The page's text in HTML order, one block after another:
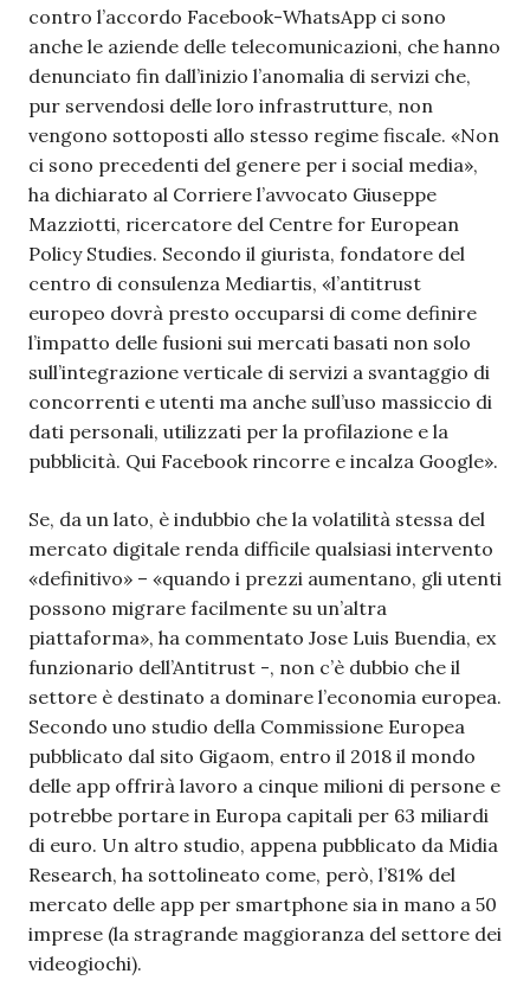
contro l’accordo Facebook-WhatsApp ci sono
anche le aziende delle telecomunicazioni, che hanno
denunciato fin dall’inizio l’anomalia di servizi che,
pur servendosi delle loro infrastrutture, non
vengono sottoposti allo stesso regime fiscale. «Non
ci sono precedenti del genere per i social media»,
ha dichiarato al Corriere l’avvocato Giuseppe
Mazziotti, ricercatore del Centre for European
Policy Studies. Secondo il giurista, fondatore del
centro di consulenza Mediartis, «l’antitrust
europeo dovrà presto occuparsi di come definire
l’impatto delle fusioni sui mercati basati non solo
sull’integrazione verticale di servizi a svantaggio di
concorrenti e utenti ma anche sull’uso massiccio di
dati personali, utilizzati per la profilazione e la
pubblicità. Qui Facebook rincorre e incalza Google».
Se, da un lato, è indubbio che la volatilità stessa del
mercato digitale renda difficile qualsiasi intervento
«definitivo» – «quando i prezzi aumentano, gli utenti
possono migrare facilmente su un’altra
piattaforma», ha commentato Jose Luis Buendia, ex
funzionario dell’Antitrust -, non c’è dubbio che il
settore è destinato a dominare l’economia europea.
Secondo uno studio della Commissione Europea
pubblicato dal sito Gigaom, entro il 2018 il mondo
delle app offrirà lavoro a cinque milioni di persone e
potrebbe portare in Europa capitali per 63 miliardi
di euro. Un altro studio, appena pubblicato da Midia
Research, ha sottolineato come, però, l’81% del
mercato delle app per smartphone sia in mano a 50
imprese (la stragrande maggioranza del settore dei
videogiochi).